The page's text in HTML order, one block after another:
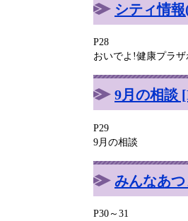
シティ情
P28
おいでよ!健康プラ
9月の相談
P29
9月の相談
みんなあ
P30～31